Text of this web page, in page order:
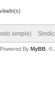
simple)
Powered By MyBB ,